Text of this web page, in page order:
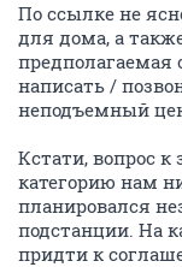
По ссылке не
для дома, а
написать /
неподъемный
Кстати, вопрос к
категорию нам
планировался
подстанции. На
придти к